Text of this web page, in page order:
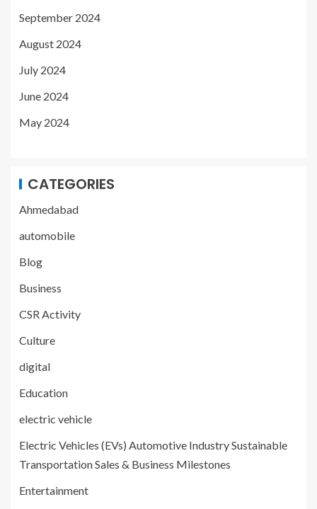
September 2024
August 2024
July 2024
June 2024
May 2024
CATEGORIES
Ahmedabad
automobile
Blog
Business
CSR Activity
Culture
digital
Education
electric vehicle
Electric Vehicles (EVs) Automotive Industry Sustainable
Transportation Sales & Business Milestones
Entertainment